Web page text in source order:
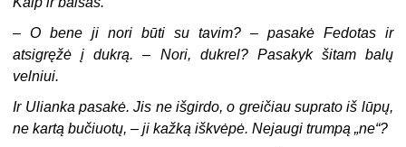
–O bene ji nori būti su tavim? – pasakė Fedotas ir
atsigręžė į dukrą. – Nori, dukrel? Pasakyk šitam balų
velniui.
Ir Ulianka pasakė. Jis ne išgirdo, o greičiau suprato iš lūpų,
ne kartą bučiuotų, – ji kažką iškvėpė. Nejaugi trumpą „ne“?